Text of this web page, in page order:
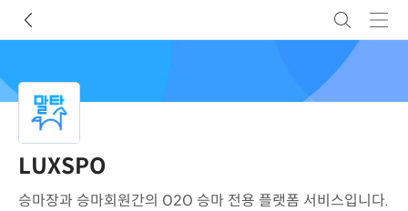
LUXSPO
승마장과 승마회원간의 O2O 승마 전용 플랫폼 서비스입니다.